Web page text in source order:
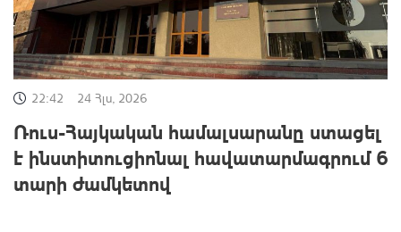
22:42 24 Հլս, 2026
Ռուս-Հայկական համալսարանը ստացել
է ինստիտուցիոնալ հավատարմագրում 6
տարի ժամկետով